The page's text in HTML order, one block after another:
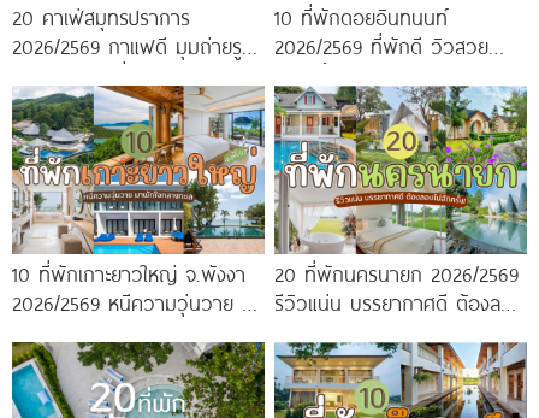
20 คาเฟ่สมุทรปราการ
2026/2569 กาแฟดี มุมถ่ายรูป
10 ที่พักดอยอินทนนท์
2026/2569 ที่พักดี วิวสวย
10 ที่พักเกาะยาวใหญ่ จ.พังงา
2026/2569 หนีความวุ่นวาย มา
20 ที่พักนครนายก 2026/2569
รีวิวแน่น บรรยากาศดี ต้องลอง